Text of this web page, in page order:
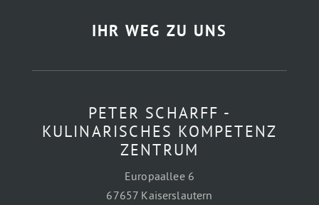
IHR WEG ZU UNS
PETER SCHARFF -
KULINARISCHES KOMPETENZ
ZENTRUM
Europaallee 6
67657 Kaiserslautern